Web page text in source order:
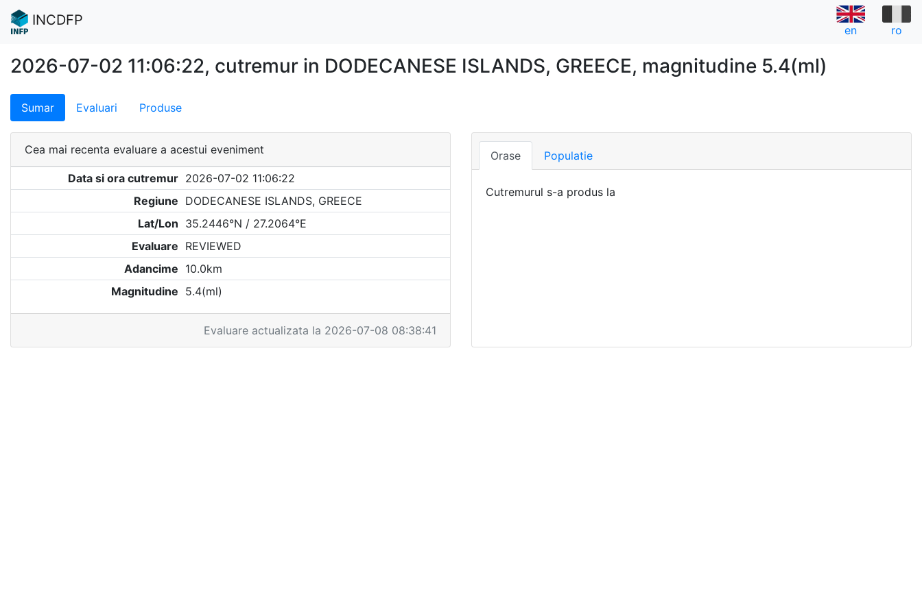
INCDFP
en ro
2026-07-02 11:06:22, cutremur in DODECANESE ISLANDS, GREECE, magnitudine 5.4(ml)
Sumar Evaluari Produse
Cea mai recenta evaluare a acestui eveniment
Data si ora cutremur 2026-07-02 11:06:22
Regiune DODECANESE ISLANDS, GREECE
Lat/Lon 35.2446°N / 27.2064°E
Evaluare REVIEWED
Adancime 10.0km
Magnitudine 5.4(ml)
Evaluare actualizata la 2026-07-08 08:38:41
Orase Populatie
Cutremurul s-a produs la